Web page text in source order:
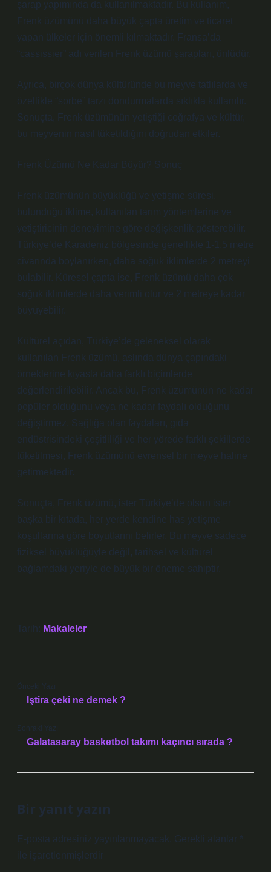
şarap yapımında da kullanılmaktadır. Bu kullanım,
Frenk üzümünü daha büyük çapta üretim ve ticaret
yapan ülkeler için önemli kılmaktadır. Fransa’da
“cassissier” adı verilen Frenk üzümü şarapları, ünlüdür.
Ayrıca, birçok dünya kültüründe bu meyve tatlılarda ve
özellikle “sorbe” tarzı dondurmalarda sıklıkla kullanılır.
Sonuçta, Frenk üzümünün yetiştiği coğrafya ve kültür,
bu meyvenin nasıl tüketildiğini doğrudan etkiler.
Frenk Üzümü Ne Kadar Büyür? Sonuç
Frenk üzümünün büyüklüğü ve yetişme süresi,
bulunduğu iklime, kullanılan tarım yöntemlerine ve
yetiştiricinin deneyimine göre değişkenlik gösterebilir.
Türkiye’de Karadeniz bölgesinde genellikle 1-1.5 metre
civarında boylanırken, daha soğuk iklimlerde 2 metreyi
bulabilir. Küresel çapta ise, Frenk üzümü daha çok
soğuk iklimlerde daha verimli olur ve 2 metreye kadar
büyüyebilir.
Kültürel açıdan, Türkiye’de geleneksel olarak
kullanılan Frenk üzümü, aslında dünya çapındaki
örneklerine kıyasla daha farklı biçimlerde
değerlendirilebilir. Ancak bu, Frenk üzümünün ne kadar
popüler olduğunu veya ne kadar faydalı olduğunu
değiştirmez. Sağlığa olan faydaları, gıda
endüstrisindeki çeşitliliği ve her yörede farklı şekillerde
tüketilmesi, Frenk üzümünü evrensel bir meyve haline
getirmektedir.
Sonuçta, Frenk üzümü, ister Türkiye’de olsun ister
başka bir kıtada, her yerde kendine has yetişme
koşullarına göre boyutlarını belirler. Bu meyve sadece
fiziksel büyüklüğüyle değil, tarihsel ve kültürel
bağlamdaki yeriyle de büyük bir öneme sahiptir.
Tarih: Makaleler
Önceki Yazı
Iştira çeki ne demek ?
Sonraki Yazı
Galatasaray basketbol takımı kaçıncı sırada ?
Bir yanıt yazın
E-posta adresiniz yayınlanmayacak. Gerekli alanlar *
ile işaretlenmişlerdir